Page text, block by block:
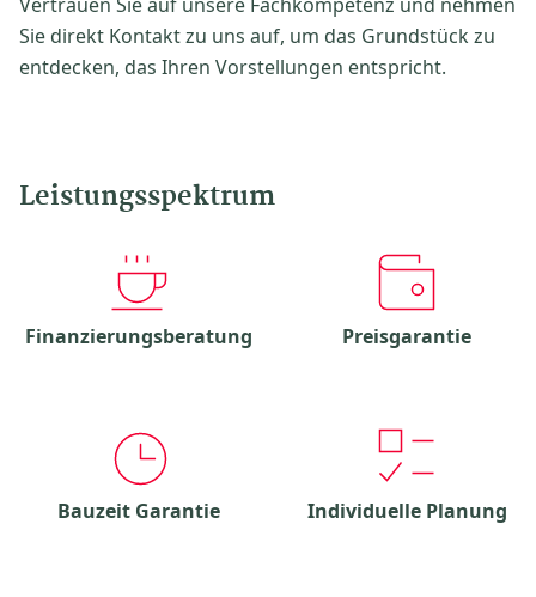
Sie direkt Kontakt zu uns auf, um das Grundstück zu
entdecken, das Ihren Vorstellungen entspricht.
Leistungsspektrum
Finanzierungsberatung Preisgarantie
Bauzeit Garantie Individuelle Planung